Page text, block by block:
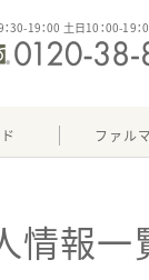
30-19：00 土日10：00-19
ファル
情報一